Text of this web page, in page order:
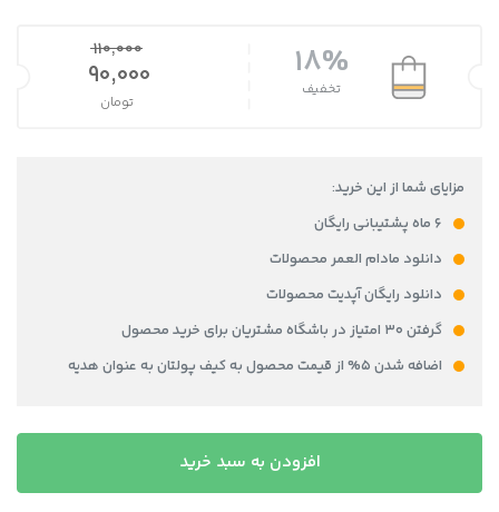
18%
تخفیف
110,000
قیمت اصلی 110,000 تومان بود.
90,000
تومان
مزایای شما از این خرید:
۶ ماه پشتیبانی رایگان
دانلود مادام العمر محصولات
دانلود رایگان آپدیت محصولات
گرفتن ۳۰ امتیاز در باشگاه مشتریان برای خرید محصول
اضافه شدن ۵% از قیمت محصول به کیف پولتان به عنوان هدیه
اینترنت
افزودن به سبد خرید